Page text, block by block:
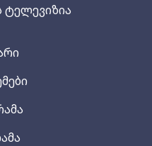
ტელევიზია